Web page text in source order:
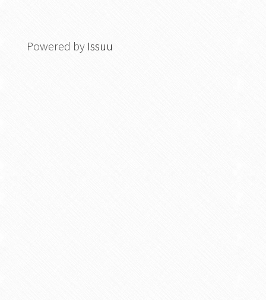
Powered by Issuu